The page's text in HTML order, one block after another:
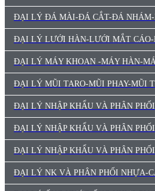
ĐẠI LÝ ĐÁ MÀI-ĐÁ CẮT-ĐÁ NHÁM-
ĐẠI LÝ LƯỚI HÀN-LƯỚI MẮT CÁO-
ĐẠI LÝ MÁY KHOAN -MÁY HÀN-
ĐẠI LÝ MŨI TARO-MŨI PHAY-MŨI
ĐẠI LÝ NHẬP KHẨU VÀ PHÂN
ĐẠI LÝ NHẬP KHẨU VÀ PHÂN
ĐẠI LÝ NHẬP KHẨU VÀ PHÂN
ĐẠI LÝ NK VÀ PHÂN PHỐI NHỰA-